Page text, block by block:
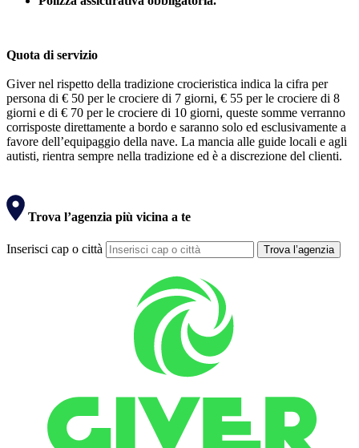
Quota di servizio
Giver nel rispetto della tradizione crocieristica indica la cifra per
persona di € 50 per le crociere di 7 giorni, € 55 per le crociere di 8
giorni e di € 70 per le crociere di 10 giorni, queste somme verranno
corrisposte direttamente a bordo e saranno solo ed esclusivamente a
favore dell’equipaggio della nave. La mancia alle guide locali e agli
autisti, rientra sempre nella tradizione ed è a discrezione del clienti.
Trova l’agenzia più vicina a te
Inserisci cap o città Trova l’agenzia